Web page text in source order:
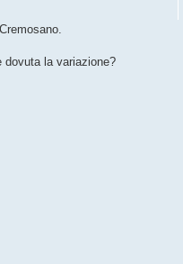
la variazione?